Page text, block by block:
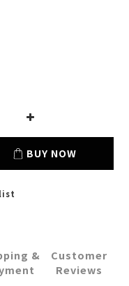
BUY NOW
&
Customer
Reviews